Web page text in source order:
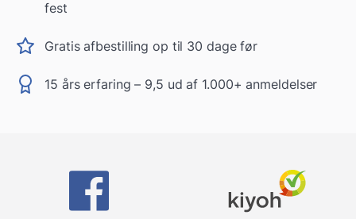
fest
Gratis afbestilling op til 30 dage før
15 års erfaring – 9,5 ud af 1.000+ anmeldelser